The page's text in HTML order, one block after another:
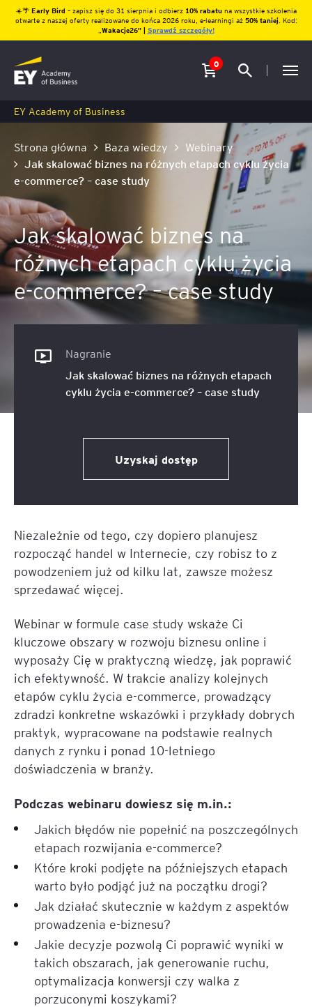
☀️🌴 Early Bird – zapisz się do 31 sierpnia i odbierz10% rabatu na wszystkie szkolenia
otwarte z naszej oferty realizowane do końca 2026 roku, e-learningi aż 50% taniej. Kod:
Wakacje26″ | Sprawdź szczegóły!
0
EY Academy of Business
Strona główna Baza wiedzy
Webinary
Jak skalować biznes na różnych etapach cyklu życia
e-commerce? – case study
Jak skalować biznes na
różnych etapach cyklu życia
e-commerce? – case study
Nagranie
Jak skalować biznes na różnych etapach
cyklu życia e-commerce? – case study
Niezależnie od tego, czy dopiero planujesz
rozpocząć handel w Internecie, czy robisz to z
powodzeniem już od kilku lat, zawsze możesz
sprzedawać więcej.
Webinar w formule case study wskaże Ci
kluczowe obszary w rozwoju biznesu online i
wyposaży Cię w praktyczną wiedzę, jak poprawić
ich efektywność. W trakcie analizy kolejnych
etapów cyklu życia e-commerce, prowadzący
zdradzi konkretne wskazówki i przykłady dobrych
praktyk, wypracowane na podstawie realnych
danych z rynku i ponad 10-letniego
doświadczenia w branży.
Podczas webinaru dowiesz się m.in.:
Jakich błędów nie popełnić na poszczególnych
etapach rozwijania e-commerce?
Które kroki podjęte na późniejszych etapach
warto było podjąć już na początku drogi?
Jak działać skutecznie w każdym z aspektów
prowadzenia e-biznesu?
Jakie decyzje pozwolą Ci poprawić wyniki w
takich obszarach, jak generowanie ruchu,
optymalizacja konwersji czy walka z
porzuconymi koszykami?
Uzyskaj dostęp